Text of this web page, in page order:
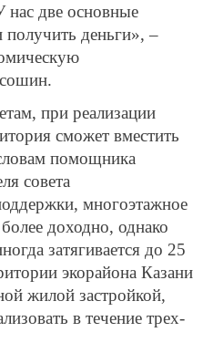
нас две основные
получить деньги», –
при реализации
сможет вместить
помощника
совета
многоэтажное
доходно, однако
затягивается до 25
экорайона Казани
жилой застройкой,
в течение трех-